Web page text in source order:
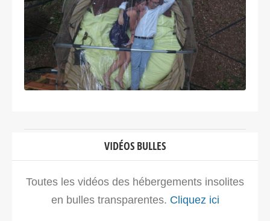
VIDÉOS BULLES
Toutes les vidéos des hébergements insolites
en bulles transparentes. Cliquez ici